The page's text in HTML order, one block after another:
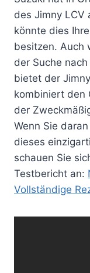
des Jimny LCV
könnte dies
besitzen. Auch
der Suche
bietet der
kombiniert den
der
Wenn Sie
dieses
schauen Sie
Testbericht an:
Vollständige